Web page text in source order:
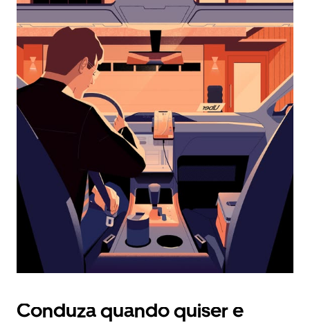
interagir
o
calendário
selecionar
uma
data.
Prima
o
botão
o
calendário.
Conduza quando quiser e